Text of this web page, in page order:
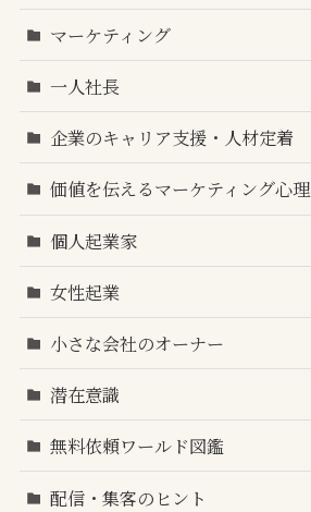
マーケティング
一人社長
企業のキャリア支援・人材定着
価値を伝えるマーケティング心理
個人起業家
女性起業
小さな会社のオーナー
潜在意識
無料依頼ワールド図鑑
配信・集客のヒント